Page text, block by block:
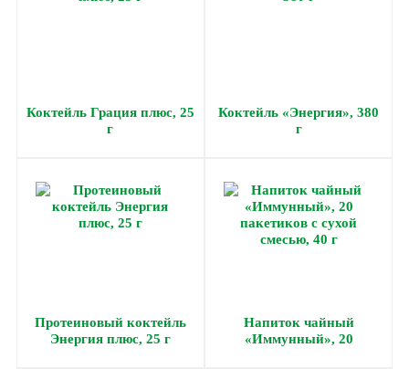
Коктейль Грация плюс, 25
г
Коктейль «Энергия», 380
г
Протеиновый коктейль
Энергия плюс, 25 г
Напиток чайный
«Иммунный», 20